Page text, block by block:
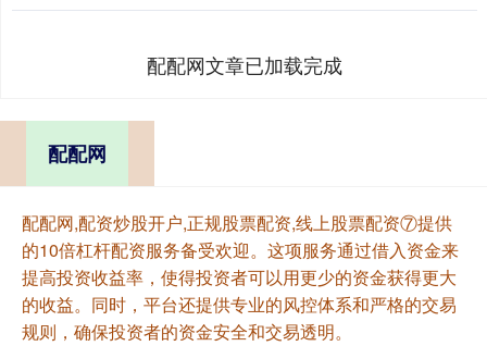
配配网文章已加载完成
配配网
配配网,配资炒股开户,正规股票配资,线上股票配资⑦提供
的10倍杠杆配资服务备受欢迎。这项服务通过借入资金来
提高投资收益率，使得投资者可以用更少的资金获得更大
的收益。同时，平台还提供专业的风控体系和严格的交易
规则，确保投资者的资金安全和交易透明。